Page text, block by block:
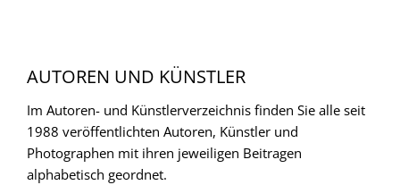
AUTOREN UND KÜNSTLER
Im Autoren- und Künstlerverzeichnis finden Sie alle seit
1988 veröffentlichten Autoren, Künstler und
Photographen mit ihren jeweiligen Beitragen
alphabetisch geordnet.